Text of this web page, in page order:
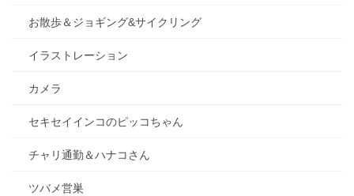
お散歩＆ジョギング&サイクリング
イラストレーション
カメラ
セキセイインコのピッコちゃん
チャリ通勤＆ハナコさん
ツバメ営巣